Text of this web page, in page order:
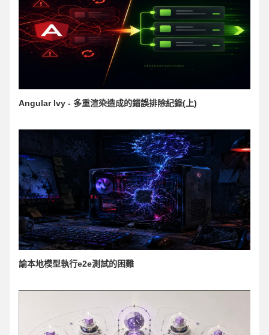
Angular Ivy - 多重渲染造成的錯誤排除紀錄(上)
論本地模型執行e2e測試的困難